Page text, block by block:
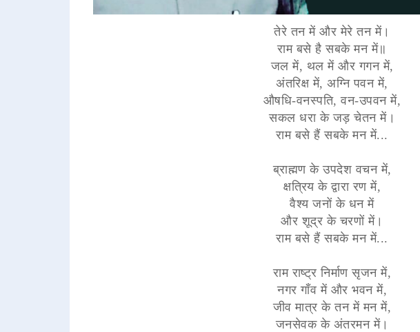
तेरे तन में और मेरे तन में।
राम बसे है सबके मन में॥
जल में, थल में और गगन में,
अंतरिक्ष में, अग्नि पवन में,
औषधि-वनस्पति, वन-उपवन में,
सकल धरा के जड़ चेतन में।
राम बसे हैं सबके मन में...
ब्राह्मण के उपदेश वचन में,
क्षत्रिय के द्वारा रण में,
वैश्य जनों के धन में
और शूद्र के चरणों में।
राम बसे हैं सबके मन में...
राम राष्ट्र निर्माण सृजन में,
नगर गाँव में और भवन में,
जीव मात्र के तन में मन में,
जनसेवक के अंतरमन में।